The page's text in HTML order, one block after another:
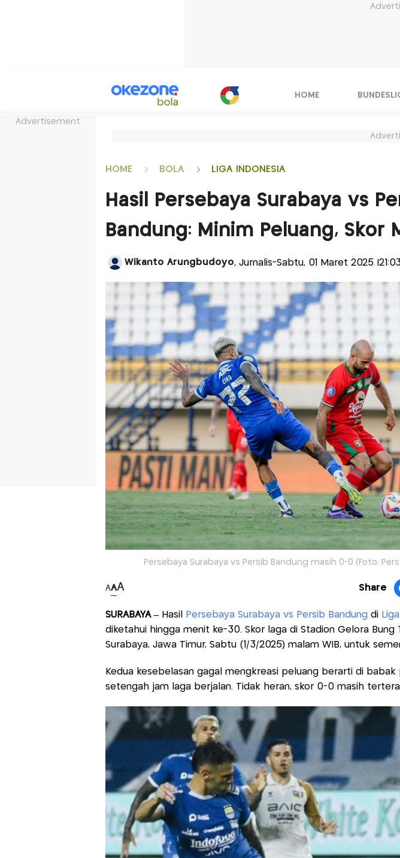
Advertisement
HOME
HOME BOLA LIGA INDONESIA
Hasil Persebaya Surabaya vs
Bandung: Minim Peluang, Skor
Wikanto Arungbudoyo, Jurnalis-Sabtu, 01 Maret 2025
Persebaya Surabaya vs Persib Bandung masih 0-0 (Foto:
AAA Share
SURABAYA – Hasil Persebaya Surabaya vs Persib Bandungdi
diketahui hingga menit ke-30. Skor laga di Stadion Gelora Bung
Surabaya, Jawa Timur, Sabtu (1/3/2025) malam WIB, untuk
Kedua kesebelasan gagal mengkreasi peluang berarti di
setengah jam laga berjalan. Tidak heran, skor 0-0 masih